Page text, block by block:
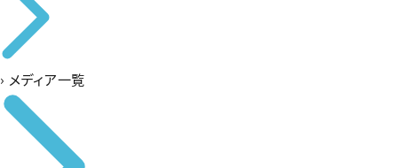
› メディア一覧